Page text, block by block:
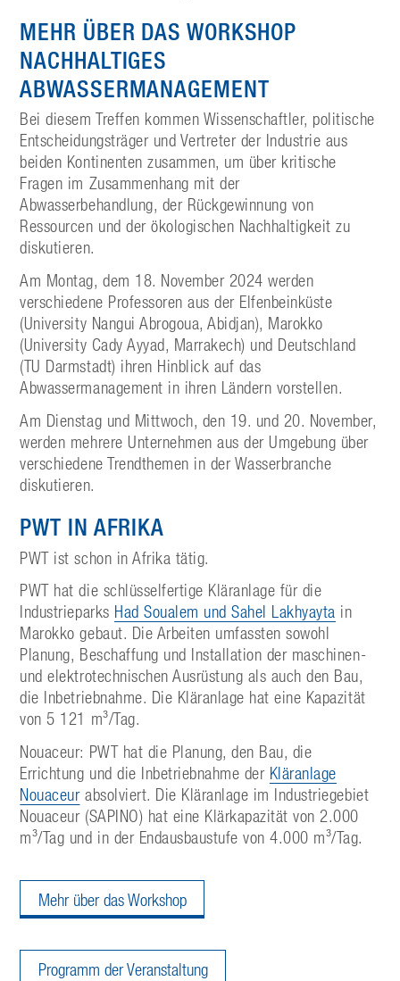
MEHR ÜBER DAS WORKSHOP
NACHHALTIGES
ABWASSERMANAGEMENT
Bei diesem Treffen kommen Wissenschaftler, politische
Entscheidungsträger und Vertreter der Industrie aus
beiden Kontinenten zusammen, um über kritische
Fragen im Zusammenhang mit der
Abwasserbehandlung, der Rückgewinnung von
Ressourcen und der ökologischen Nachhaltigkeit zu
diskutieren.
Am Montag, dem 18. November 2024 werden
verschiedene Professoren aus der Elfenbeinküste
(University Nangui Abrogoua, Abidjan), Marokko
(University Cady Ayyad, Marrakech) und Deutschland
(TU Darmstadt) ihren Hinblick auf das
Abwassermanagement in ihren Ländern vorstellen.
Am Dienstag und Mittwoch, den 19. und 20. November,
werden mehrere Unternehmen aus der Umgebung über
verschiedene Trendthemen in der Wasserbranche
diskutieren.
PWT IN AFRIKA
PWT ist schon in Afrika tätig.
PWT hat die schlüsselfertige Kläranlage für die
Industrieparks Had Soualem und Sahel Lakhyayta in
Marokko gebaut. Die Arbeiten umfassten sowohl
Planung, Beschaffung und Installation der maschinen-
und elektrotechnischen Ausrüstung als auch den Bau,
die Inbetriebnahme. Die Kläranlage hat eine Kapazität
von 5 121 m³/Tag.
Nouaceur: PWT hat die Planung, den Bau, die
Errichtung und die Inbetriebnahme der Kläranlage
Nouaceurabsolviert. Die Kläranlage im Industriegebiet
Nouaceur (SAPINO) hat eine Klärkapazität von 2.000
m³/Tag und in der Endausbaustufe von 4.000 m³/Tag.
Mehr über das Workshop
Programm der Veranstaltung